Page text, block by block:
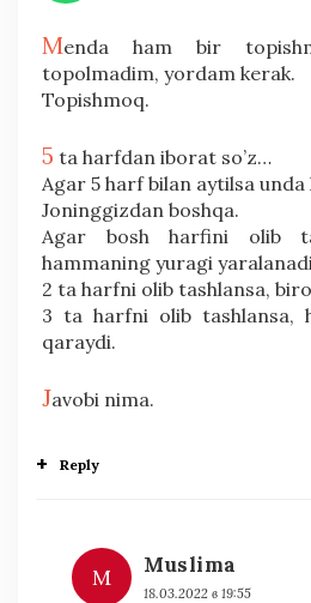
Menda ham bir
topolmadim, yordam kerak.
Topishmoq.
5 ta harfdan iborat so’z…
Agar 5 harf bilan aytilsa
Joninggizdan boshqa.
Agar bosh harfini olib
hammaning yuragi
2 ta harfni olib tashlansa,
3 ta harfni olib tashlansa,
qaraydi.
Javobi nima.
Reply
M Muslima
18.03.2022 в 19:55